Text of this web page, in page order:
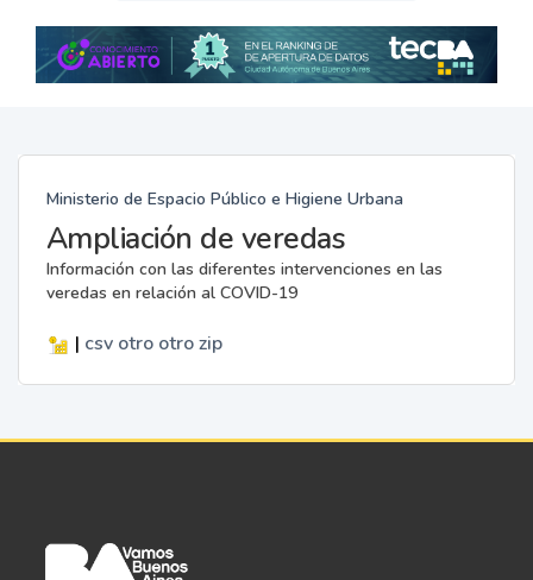
Ministerio de Espacio Público e Higiene Urbana
Ampliación de veredas
Información con las diferentes intervenciones en las
veredas en relación al COVID-19
| csv otro otro zip